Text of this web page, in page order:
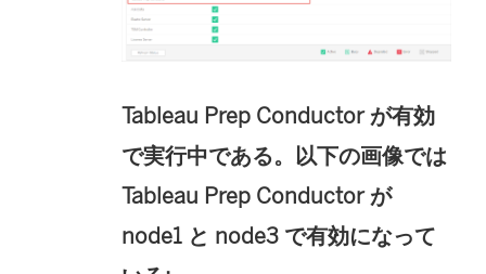
Tableau Prep Conductor が有効
で実行中である。以下の画像では
Tableau Prep Conductor が
node1 と node3 で有効になって